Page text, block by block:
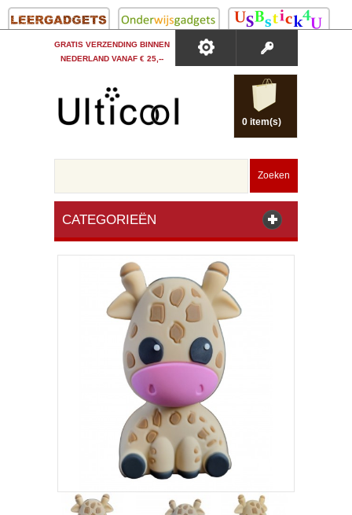
GRATIS VERZENDING BINNEN
NEDERLAND VANAF € 25,--
0 item(s)
Zoeken
CATEGORIEËN